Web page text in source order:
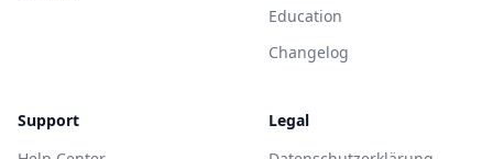
Education
Changelog
Support
Legal